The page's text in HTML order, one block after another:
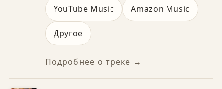
YouTube Music Amazon Music
Другое
Подробнее о треке →